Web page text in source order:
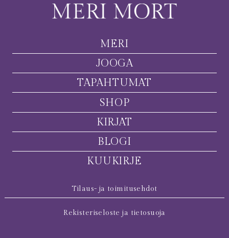
MERI
JOOGA
TAPAHTUMAT
SHOP
KIRJAT
BLOGI
KUUKIRJE
Tilaus- ja toimitusehdot
Rekisteriseloste ja tietosuoja